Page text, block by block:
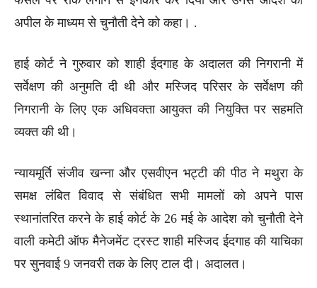
अपील के माध्यम से चुनौती देने को कहा। .
हाई कोर्ट ने गुरुवार को शाही ईदगाह के अदालत की निगरानी में
सर्वेक्षण की अनुमति दी थी और मस्जिद परिसर के सर्वेक्षण की
निगरानी के लिए एक अधिवक्ता आयुक्त की नियुक्ति पर सहमति
व्यक्त की थी।
न्यायमूर्ति संजीव खन्ना और एसवीएन भट्टी की पीठ ने मथुरा के
समक्ष लंबित विवाद से संबंधित सभी मामलों को अपने पास
स्थानांतरित करने के हाई कोर्ट के 26 मई के आदेश को चुनौती देने
वाली कमेटी ऑफ मैनेजमेंट ट्रस्ट शाही मस्जिद ईदगाह की याचिका
पर सुनवाई 9 जनवरी तक के लिए टाल दी। अदालत।